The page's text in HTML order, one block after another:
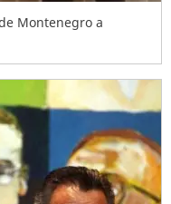
Montenegro a